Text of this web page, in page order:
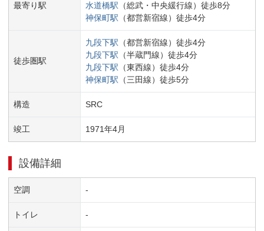
最寄り駅
水道橋駅 （総武・中央緩行線） 徒歩8分
神保町駅 （都営新宿線） 徒歩4分
徒歩圏駅
九段下駅 （都営新宿線） 徒歩4分
九段下駅 （半蔵門線） 徒歩4分
九段下駅 （東西線） 徒歩4分
神保町駅 （三田線） 徒歩5分
構造 SRC
竣工 1971年4月
設備詳細
空調 -
トイレ -